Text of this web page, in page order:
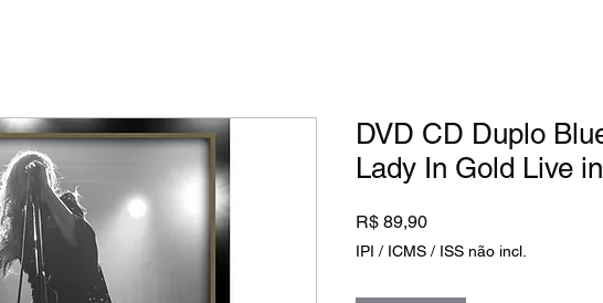
DVD CD Duplo
Lady In Gold Live
R$ 89,90Preço
IPI / ICMS / ISS não incl.